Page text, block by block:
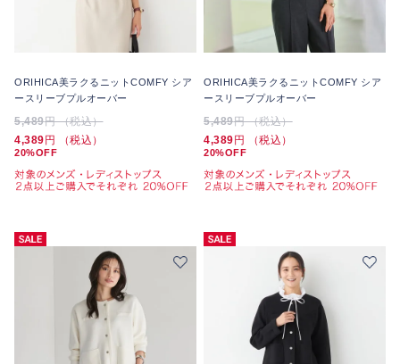
ORIHICA美ラクるニットCOMFY シア
ースリーブプルオーバー
5,489円 （税込）
4,389 円 （税込）
20%OFF
ORIHICA美ラクるニットCOMFY シア
ースリーブプルオーバー
5,489円 （税込）
4,389 円 （税込）
20%OFF